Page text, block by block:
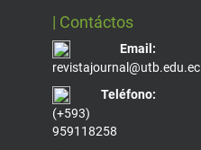
| Contáctos
Email:
revistajournal@utb.edu.ec
Teléfono:
(+593)
959118258